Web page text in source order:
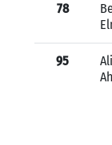
78
95